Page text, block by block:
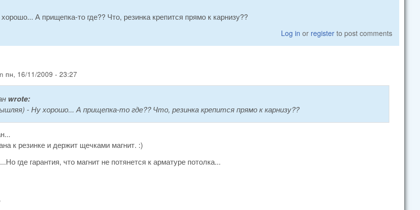
А прищепка-то где?? Что, резинка крепится прямо к карнизу??
Log in or register to post comments
пн, 16/11/2009 - 23:27
wrote:
- Ну хорошо... А прищепка-то где?? Что, резинка крепится прямо к карнизу??
к резинке и держит щечками магнит. :)
где гарантия, что магнит не потянется к арматуре потолка...